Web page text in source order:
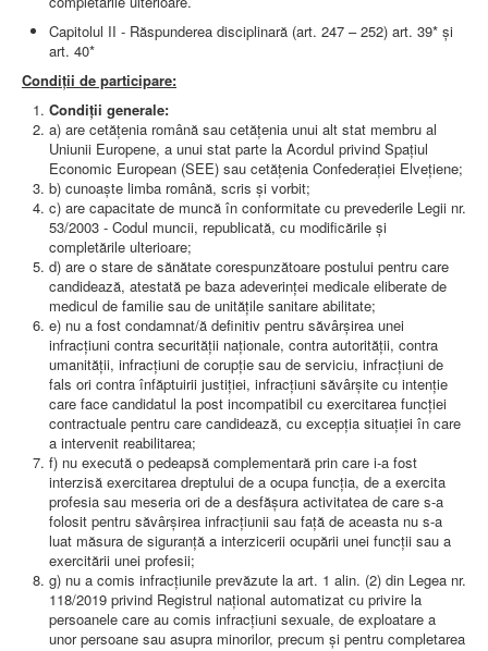
Capitolul II - Răspunderea disciplinară (art. 247 – 252) art. 39* și
art. 40*
Condiţii de participare:
Condiţii generale:
a) are cetăţenia română sau cetăţenia unui alt stat membru al
Uniunii Europene, a unui stat parte la Acordul privind Spaţiul
Economic European (SEE) sau cetăţenia Confederaţiei Elveţiene;
b) cunoaşte limba română, scris şi vorbit;
c) are capacitate de muncă în conformitate cu prevederile Legii nr.
53/2003 - Codul muncii, republicată, cu modificările şi
completările ulterioare;
d) are o stare de sănătate corespunzătoare postului pentru care
candidează, atestată pe baza adeverinţei medicale eliberate de
medicul de familie sau de unităţile sanitare abilitate;
e) nu a fost condamnat/ă definitiv pentru săvârşirea unei
infracţiuni contra securităţii naţionale, contra autorităţii, contra
umanităţii, infracţiuni de corupţie sau de serviciu, infracţiuni de
fals ori contra înfăptuirii justiţiei, infracţiuni săvârşite cu intenţie
care face candidatul la post incompatibil cu exercitarea funcţiei
contractuale pentru care candidează, cu excepţia situaţiei în care
a intervenit reabilitarea;
f) nu execută o pedeapsă complementară prin care i-a fost
interzisă exercitarea dreptului de a ocupa funcţia, de a exercita
profesia sau meseria ori de a desfăşura activitatea de care s-a
folosit pentru săvârşirea infracţiunii sau faţă de aceasta nu s-a
luat măsura de siguranţă a interzicerii ocupării unei funcţii sau a
exercitării unei profesii;
g) nu a comis infracţiunile prevăzute la art. 1 alin. (2) din Legea nr.
118/2019 privind Registrul naţional automatizat cu privire la
persoanele care au comis infracţiuni sexuale, de exploatare a
unor persoane sau asupra minorilor, precum şi pentru completarea